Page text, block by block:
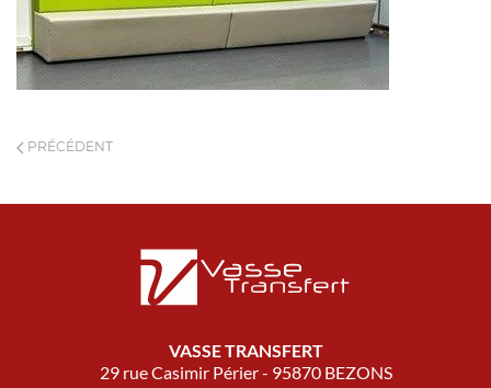
PRÉCÉDENT
VASSE TRANSFERT
29 rue Casimir Périer - 95870 BEZONS